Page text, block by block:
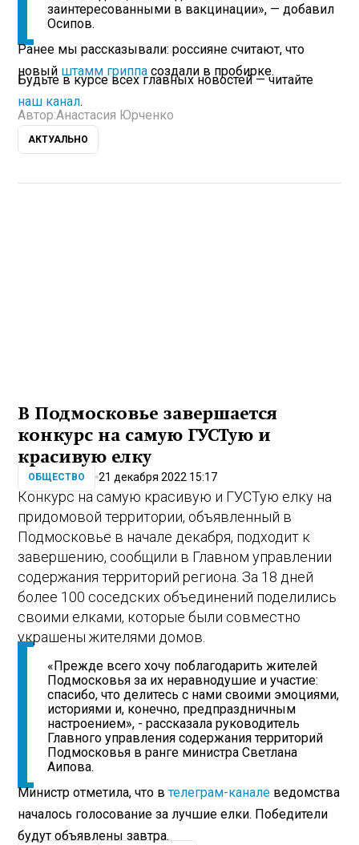
заинтересованными в вакцинации», — добавил
Осипов.
Ранее мы рассказывали: россияне считают, что
новый штамм гриппа создали в пробирке.
Будьте в курсе всех главных новостей — читайте
наш канал.
Автор:Анастасия Юрченко
АКТУАЛЬНО
В Подмосковье завершается
конкурс на самую ГУСТую и
красивую елку
ОБЩЕСТВО 21 декабря 2022 15:17
Конкурс на самую красивую и ГУСТую елку на
придомовой территории, объявленный в
Подмосковье в начале декабря, подходит к
завершению, сообщили в Главном управлении
содержания территорий региона. За 18 дней
более 100 соседских объединений поделились
своими елками, которые были совместно
украшены жителями домов.
«Прежде всего хочу поблагодарить жителей
Подмосковья за их неравнодушие и участие:
спасибо, что делитесь с нами своими эмоциями,
историями и, конечно, предпраздничным
настроением», - рассказала руководитель
Главного управления содержания территорий
Подмосковья в ранге министра Светлана
Аипова.
Министр отметила, что втелеграм-канале ведомства
началось голосование за лучшие елки. Победители
будут объявлены завтра.